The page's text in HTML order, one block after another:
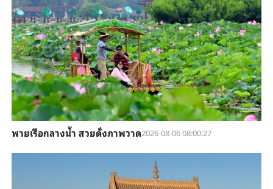
พายเรือกลางน้ำ สวยดั่งภาพวาด2026-08-06 08:00:27